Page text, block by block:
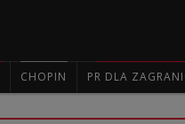
CHOPIN PR DLA